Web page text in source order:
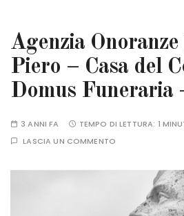
Agenzia
Piero – Casa del
Domus Funeraria
3 ANNI FA TEMPO DI LETTURA: 1
LASCIA UN COMMENTO